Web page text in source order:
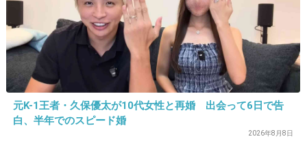
+47
>>1
10年あると考えよう！
私は10年あったら旅行とかしたいな！
元K-1王者・久保優太が10代女性と再婚 出会って6日で告
白、半年でのスピード婚
2026年8月8日